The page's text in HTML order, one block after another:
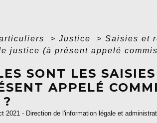
> Justice > Saisies et
justice (à présent appelé
SONT LES
APPELÉ
2021 - Direction de l'information légale et